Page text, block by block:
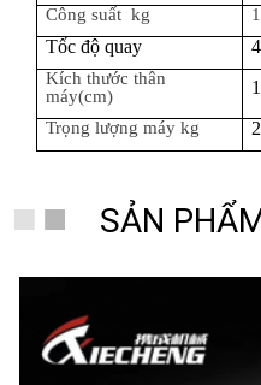
Công suất kg
Tốc độ quay
Kích thước thân
máy(cm)
Trọng lượng máy kg
SẢN